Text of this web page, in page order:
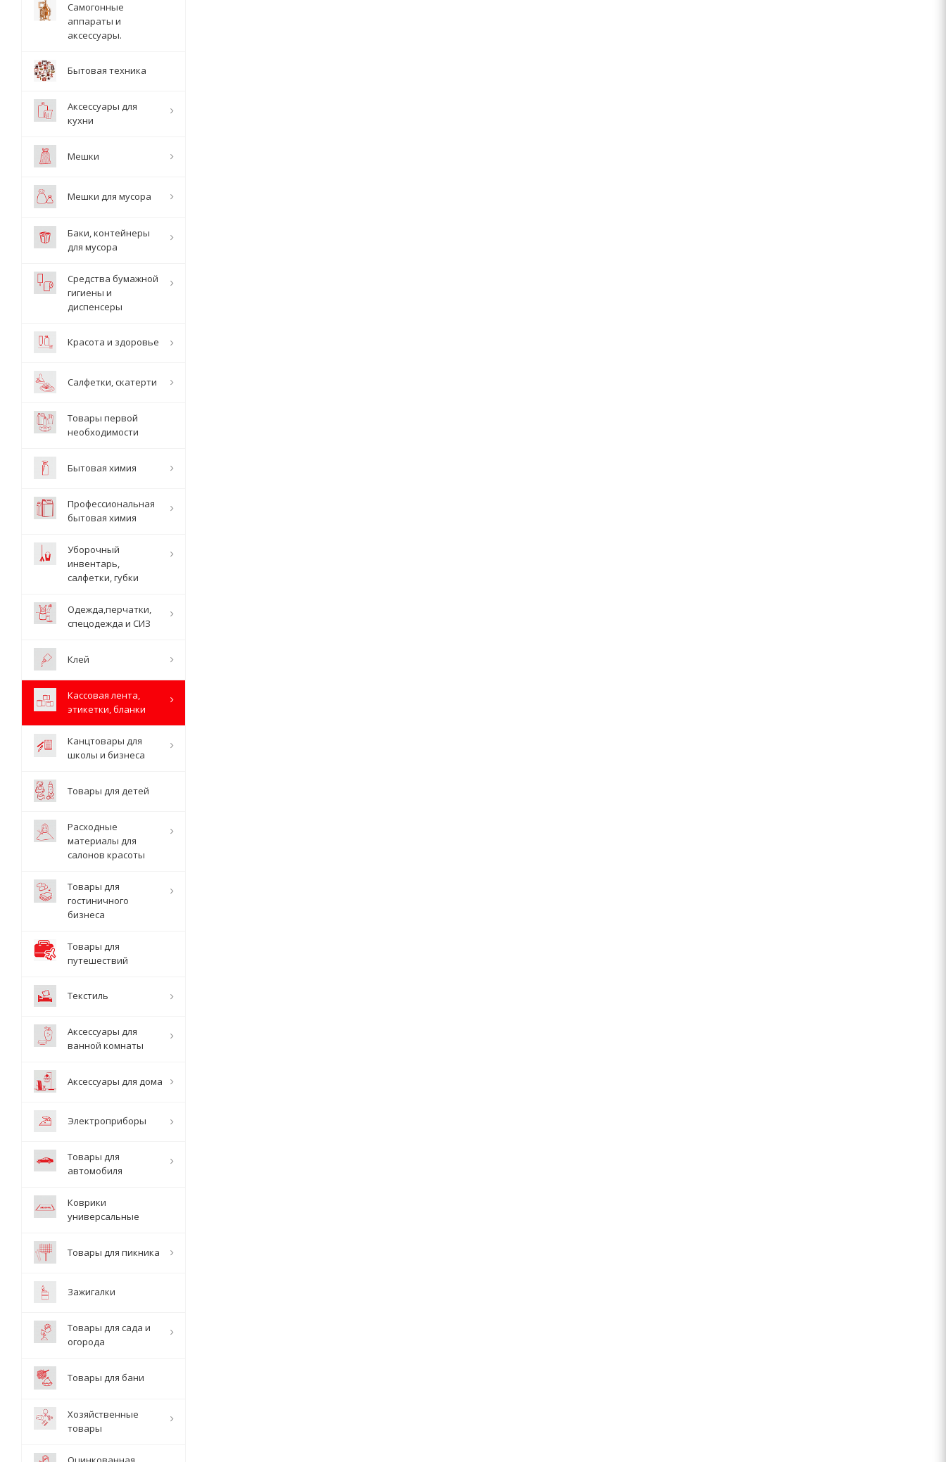
Самогонные
аппараты и
аксессуары.
Бытовая техника
Аксессуары для
кухни
Мешки
Мешки для мусора
Баки, контейнеры
для мусора
Средства бумажной
гигиены и
диспенсеры
Красота и здоровье
Салфетки, скатерти
Товары первой
необходимости
Бытовая химия
Профессиональная
бытовая химия
Уборочный
инвентарь,
салфетки, губки
Одежда,перчатки,
спецодежда и СИЗ
Клей
Кассовая лента,
этикетки, бланки
Канцтовары для
школы и бизнеса
Товары для детей
Расходные
материалы для
салонов красоты
Товары для
гостиничного
бизнеса
Товары для
путешествий
Текстиль
Аксессуары для
ванной комнаты
Аксессуары для дома
Электроприборы
Товары для
автомобиля
Коврики
универсальные
Товары для пикника
Зажигалки
Товары для сада и
огорода
Товары для бани
Хозяйственные
товары